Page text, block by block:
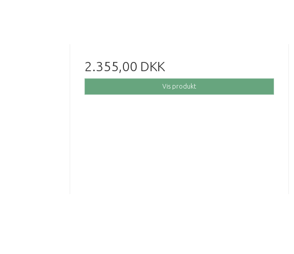
2.355,00 DKK
Vis produkt